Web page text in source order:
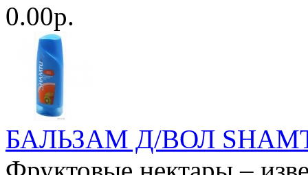
0.00р.
БАЛЬЗАМ Д/ВОЛ